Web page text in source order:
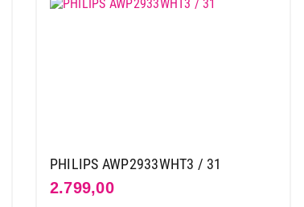
PHILIPS AWP2933WHT3 / 31
2.799,00